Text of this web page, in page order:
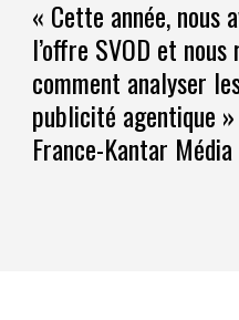
« Cette année, nous
l’offre SVOD et
comment analyser
publicité agentique »
France-Kantar Média